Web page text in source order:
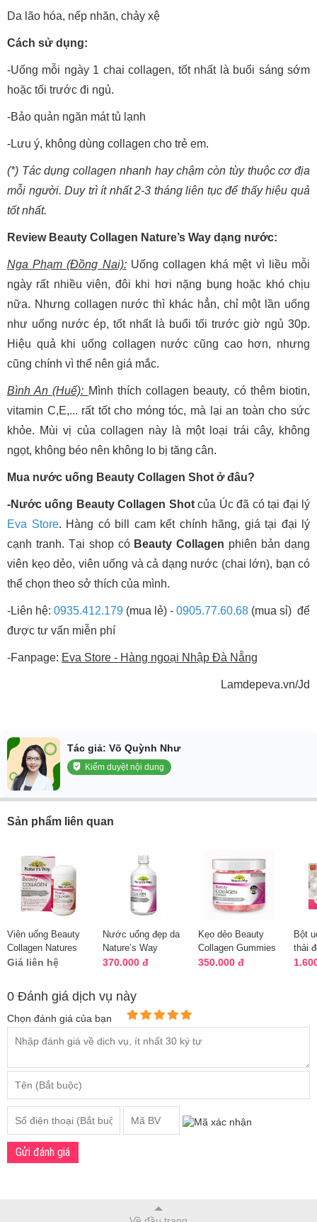
Da lão hóa, nếp nhăn, chảy xệ
Cách sử dụng:
-Uống mỗi ngày 1 chai collagen, tốt nhất là buổi sáng sớm
hoặc tối trước đi ngủ.
-Bảo quản ngăn mát tủ lạnh
-Lưu ý, không dùng collagen cho trẻ em.
(*) Tác dụng collagen nhanh hay chậm còn tùy thuộc cơ địa
mỗi người. Duy trì ít nhất 2-3 tháng liên tục để thấy hiệu quả
tốt nhất.
Review Beauty Collagen Nature’s Way dạng nước:
Nga Phạm (Đồng Nai):Uống collagen khá mệt vì liều mỗi
ngày rất nhiều viên, đôi khi hơi nặng bụng hoặc khó chịu
nữa. Nhưng collagen nước thì khác hẳn, chỉ một lần uống
như uống nước ép, tốt nhất là buổi tối trước giờ ngủ 30p.
Hiệu quả khi uống collagen nước cũng cao hơn, nhưng
cũng chính vì thế nên giá mắc.
Bình An (Huế): Mình thích collagen beauty, có thêm biotin,
vitamin C,E,... rất tốt cho móng tóc, mà lại an toàn cho sức
khỏe. Mùi vị của collagen này là một loại trái cây, không
ngọt, không béo nên không lo bị tăng cân.
Mua nước uống Beauty Collagen Shot ở đâu?
-Nước uống Beauty Collagen Shotcủa Úc đã có tại đại lý
Eva Store. Hàng có bill cam kết chính hãng, giá tại đại lý
cạnh tranh. Tại shop có Beauty Collagen phiên bản dạng
viên kẹo dẻo, viên uống và cả dạng nước (chai lớn), bạn có
thể chọn theo sở thích của mình.
-Liên hệ: 0935.412.179 (mua lẻ) - 0905.77.60.68 (mua sỉ) để
được tư vấn miễn phí
-Fanpage: Eva Store - Hàng ngoại Nhập Đà Nẵng
Lamdepeva.vn/Jd
Tác giả: Võ Quỳnh Như
Kiểm duyệt nội dung
Sản phẩm liên quan
Viên uống Beauty
Collagen Natures
Way 60 viên chính
Giá liên hệ
Nước uống đẹp da
Nature’s Way
Beauty Collagen
370.000 đ
Kẹo dẻo Beauty
Collagen Gummies
Nature’s Way 40
350.000 đ
Bột
thải
0 Đánh giá dịch vụ này
Chọn đánh giá của bạn
Gửi đánh giá